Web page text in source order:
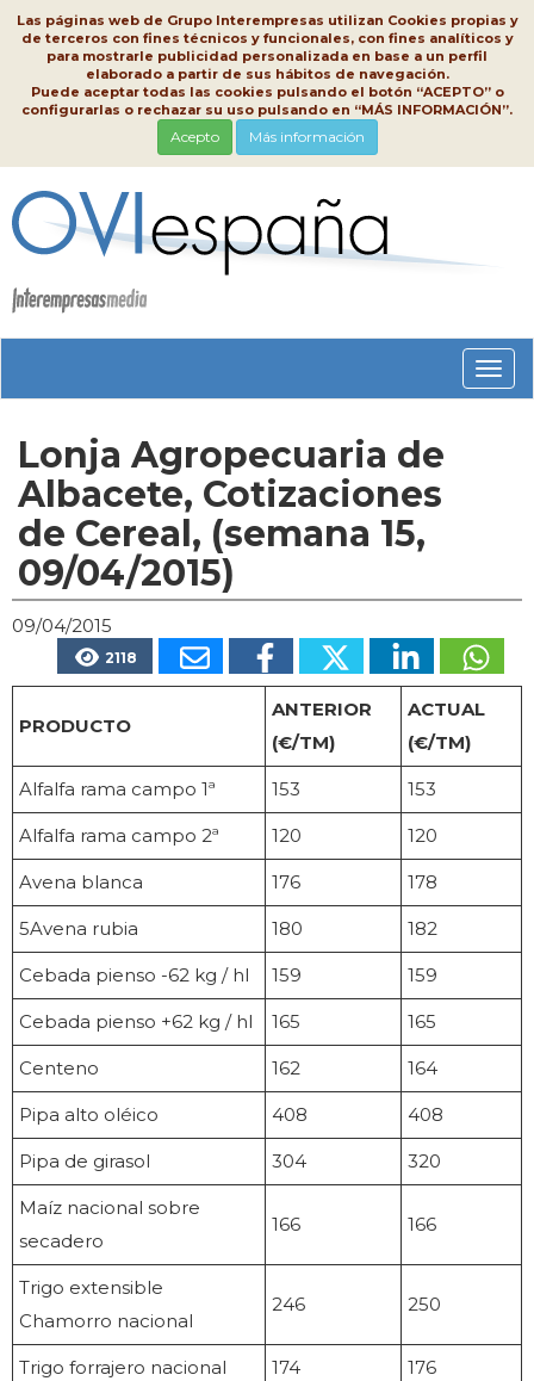
Las páginas web de Grupo Interempresas utilizan Cookies propias y
de terceros con fines técnicos y funcionales, con fines analíticos y
para mostrarle publicidad personalizada en base a un perfil
elaborado a partir de sus hábitos de navegación.
Puede aceptar todas las cookies pulsando el botón “ACEPTO” o
configurarlas o rechazar su uso pulsando en “MÁS INFORMACIÓN”.
Acepto Más información
Lonja Agropecuaria de
Albacete, Cotizaciones
de Cereal, (semana 15,
09/04/2015)
09/04/2015
2118
PRODUCTO
ANTERIOR
(€/TM)
ACTUAL
(€/TM)
Alfalfa rama campo 1ª 153 153
Alfalfa rama campo 2ª 120 120
Avena blanca 176 178
5Avena rubia 180 182
Cebada pienso -62 kg / hl 159 159
Cebada pienso +62 kg / hl 165 165
Centeno 162 164
Pipa alto oléico 408 408
Pipa de girasol 304 320
Maíz nacional sobre
secadero
166 166
Trigo extensible
Chamorro nacional
246 250
Trigo forrajero nacional 174 176